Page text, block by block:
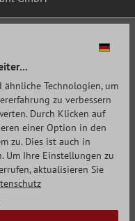
ähnliche Technologien, um
zu verbessern
Durch Klicken auf
einer Option in den
zu. Dies ist auch in
Um Ihre Einstellungen zu
aktualisieren Sie